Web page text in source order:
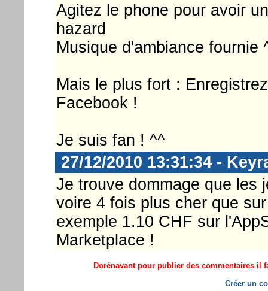
Agitez le phone pour avoir
hazard
Musique d'ambiance fournie
Mais le plus fort :
Facebook !
Je suis fan ! ^^
27/12/2010 13:31:34 -
Je trouve dommage que les
voire 4 fois plus cher que
exemple 1.10 CHF sur
Marketplace !
Dorénavant pour publier des commentaires il
Créer un